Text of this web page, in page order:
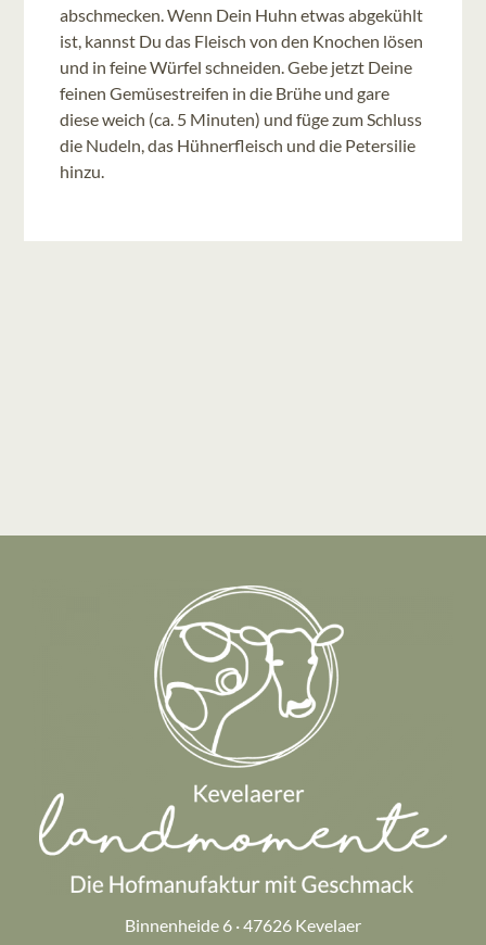
abschmecken. Wenn Dein Huhn etwas abgekühlt
ist, kannst Du das Fleisch von den Knochen lösen
und in feine Würfel schneiden. Gebe jetzt Deine
feinen Gemüsestreifen in die Brühe und gare
diese weich (ca. 5 Minuten) und füge zum Schluss
die Nudeln, das Hühnerfleisch und die Petersilie
hinzu.
Binnenheide 6 · 47626 Kevelaer